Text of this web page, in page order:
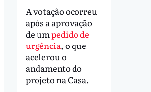
A votação ocorreu
após a aprovação
de umpedido de
urgência, o que
acelerou o
andamento do
projeto na Casa.